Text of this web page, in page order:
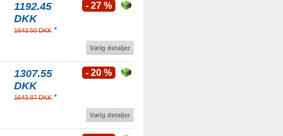
1192.45
DKK
1643.50 DKK *
- 27 %
Vælg detaljer
1307.55
DKK
1643.87 DKK *
- 20 %
Vælg detaljer